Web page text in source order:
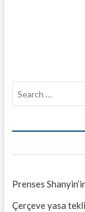
Prenses
Çerçeve yasa